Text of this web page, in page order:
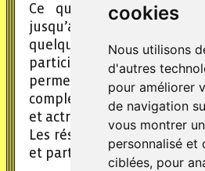
cookies
Nous utilisons
d'autres
pour améliorer
de navigation
vous montrer
personnalisé et
ciblées, pour
Ce questionnaire
jusqu’au 20 juin 2022 et
quelques minutes à
participation est
permettre de réaliser
complet des besoins de
et actrices du secteur.
Les résultats de l’étude
et partagés à l’ensemble